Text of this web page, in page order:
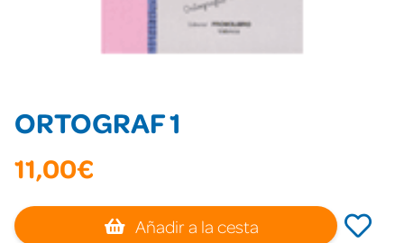
ORTOGRAF 1
11,00€
Añadir a la cesta